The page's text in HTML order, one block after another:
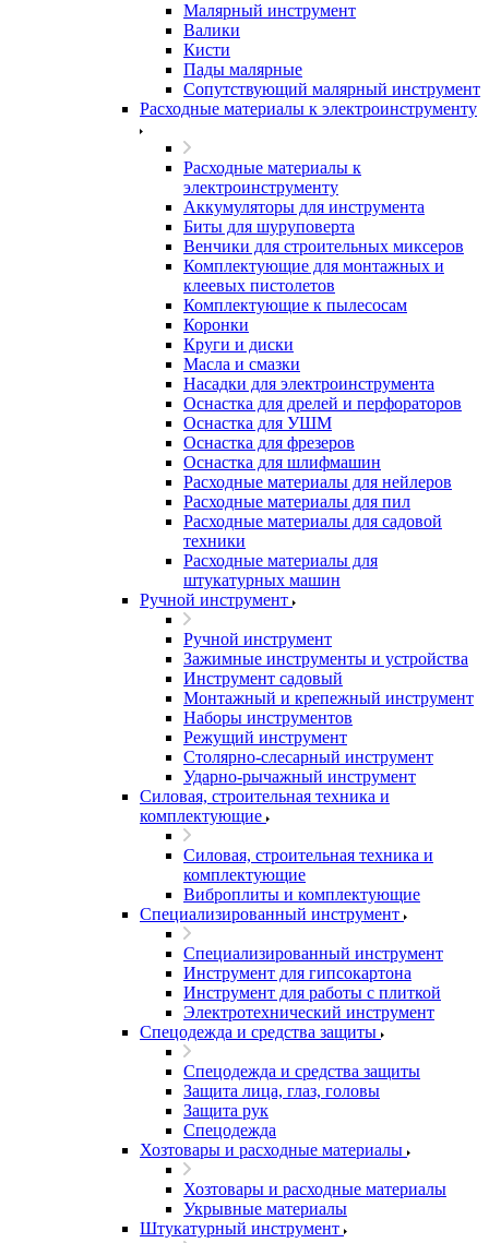
Малярный инструмент
Валики
Кисти
Пады малярные
Сопутствующий малярный инструмент
Расходные материалы к электроинструменту
Расходные материалы к
электроинструменту
Аккумуляторы для инструмента
Биты для шуруповерта
Венчики для строительных миксеров
Комплектующие для монтажных и
клеевых пистолетов
Комплектующие к пылесосам
Коронки
Круги и диски
Масла и смазки
Насадки для электроинструмента
Оснастка для дрелей и перфораторов
Оснастка для УШМ
Оснастка для фрезеров
Оснастка для шлифмашин
Расходные материалы для нейлеров
Расходные материалы для пил
Расходные материалы для садовой
техники
Расходные материалы для
штукатурных машин
Ручной инструмент
Ручной инструмент
Зажимные инструменты и устройства
Инструмент садовый
Монтажный и крепежный инструмент
Наборы инструментов
Режущий инструмент
Столярно-слесарный инструмент
Ударно-рычажный инструмент
Силовая, строительная техника и
комплектующие
Силовая, строительная техника и
комплектующие
Виброплиты и комплектующие
Специализированный инструмент
Специализированный инструмент
Инструмент для гипсокартона
Инструмент для работы с плиткой
Электротехнический инструмент
Спецодежда и средства защиты
Спецодежда и средства защиты
Защита лица, глаз, головы
Защита рук
Спецодежда
Хозтовары и расходные материалы
Хозтовары и расходные материалы
Укрывные материалы
Штукатурный инструмент